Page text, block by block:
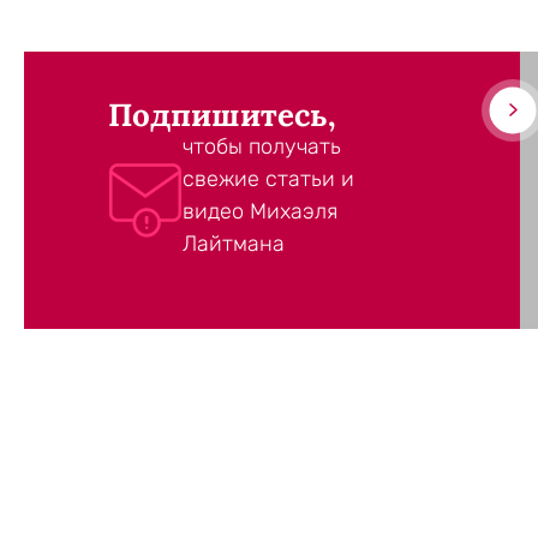
Подпишитесь,
чтобы получать
свежие статьи и
видео Михаэля
Лайтмана